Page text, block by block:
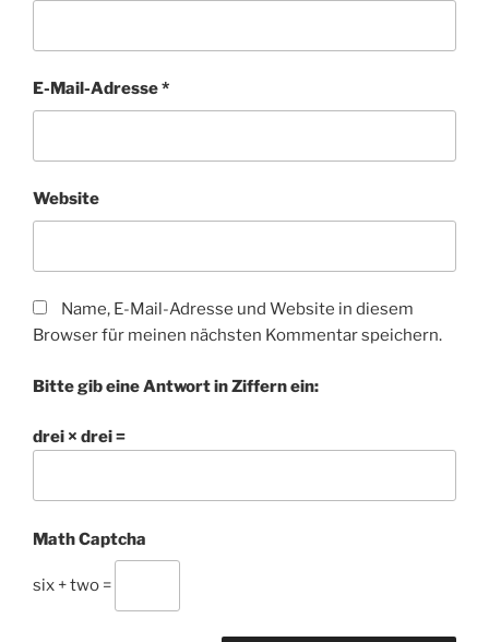
E-Mail-Adresse*
Website
Name, E-Mail-Adresse und Website in diesem
Browser für meinen nächsten Kommentar speichern.
Bitte gib eine Antwort in Ziffern ein:
drei × drei =
Math Captcha
six + two =